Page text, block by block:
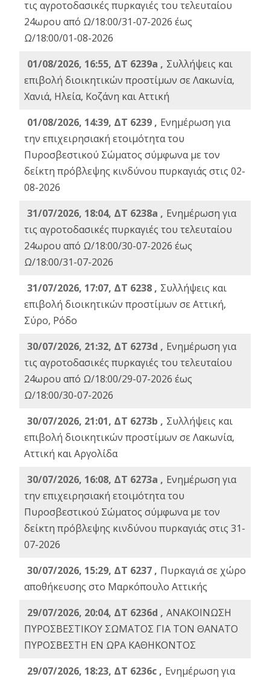
τις αγροτοδασικές πυρκαγιές του τελευταίου
24ωρου από Ω/18:00/31-07-2026 έως
Ω/18:00/01-08-2026
01/08/2026, 16:55, ΔΤ 6239a , Συλλήψεις και
επιβολή διοικητικών προστίμων σε Λακωνία,
Χανιά, Ηλεία, Κοζάνη και Αττική
01/08/2026, 14:39, ΔΤ 6239 , Ενημέρωση για
την επιχειρησιακή ετοιμότητα του
Πυροσβεστικού Σώματος σύμφωνα με τον
δείκτη πρόβλεψης κινδύνου πυρκαγιάς στις 02-
08-2026
31/07/2026, 18:04, ΔΤ 6238a , Ενημέρωση για
τις αγροτοδασικές πυρκαγιές του τελευταίου
24ωρου από Ω/18:00/30-07-2026 έως
Ω/18:00/31-07-2026
31/07/2026, 17:07, ΔΤ 6238 , Συλλήψεις και
επιβολή διοικητικών προστίμων σε Αττική,
Σύρο, Ρόδο
30/07/2026, 21:32, ΔΤ 6273d , Ενημέρωση για
τις αγροτοδασικές πυρκαγιές του τελευταίου
24ωρου από Ω/18:00/29-07-2026 έως
Ω/18:00/30-07-2026
30/07/2026, 21:01, ΔΤ 6273b , Συλλήψεις και
επιβολή διοικητικών προστίμων σε Λακωνία,
Αττική και Αργολίδα
30/07/2026, 16:08, ΔΤ 6273a , Ενημέρωση για
την επιχειρησιακή ετοιμότητα του
Πυροσβεστικού Σώματος σύμφωνα με τον
δείκτη πρόβλεψης κινδύνου πυρκαγιάς στις 31-
07-2026
30/07/2026, 15:29, ΔΤ 6237 , Πυρκαγιά σε χώρο
αποθήκευσης στο Μαρκόπουλο Αττικής
29/07/2026, 20:04, ΔΤ 6236d , ΑΝΑΚΟΙΝΩΣΗ
ΠΥΡΟΣΒΕΣΤΙΚΟΥ ΣΩΜΑΤΟΣ ΓΙΑ ΤΟΝ ΘΑΝΑΤΟ
ΠΥΡΟΣΒΕΣΤΗ ΕΝ ΩΡΑ ΚΑΘΗΚΟΝΤΟΣ
29/07/2026, 18:23, ΔΤ 6236c , Ενημέρωση για